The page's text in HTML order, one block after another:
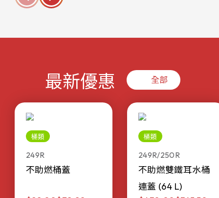
最新優惠 全部
桶類
249R
不助燃桶蓋
桶類
249R/250R
不助燃雙鐵耳水桶
連蓋 (64 L)